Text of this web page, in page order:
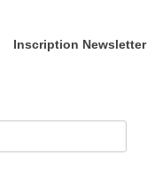
Inscription Newsletter